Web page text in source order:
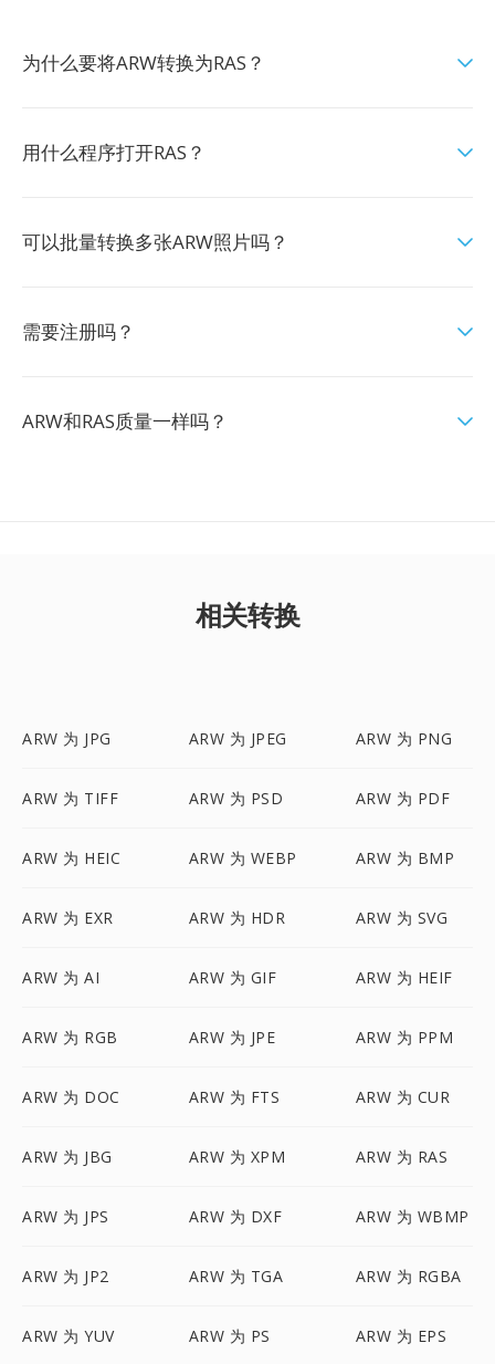
为什么要将ARW转换为RAS？
用什么程序打开RAS？
可以批量转换多张ARW照片吗？
需要注册吗？
ARW和RAS质量一样吗？
相关转换
ARW 为 JPG ARW 为 JPEG ARW 为 PNG
ARW 为 TIFF ARW 为 PSD ARW 为 PDF
ARW 为 HEIC ARW 为 WEBP ARW 为 BMP
ARW 为 EXR ARW 为 HDR ARW 为 SVG
ARW 为 AI ARW 为 GIF ARW 为 HEIF
ARW 为 RGB ARW 为 JPE ARW 为 PPM
ARW 为 DOC ARW 为 FTS ARW 为 CUR
ARW 为 JBG ARW 为 XPM ARW 为 RAS
ARW 为 JPS ARW 为 DXF ARW 为 WBMP
ARW 为 JP2 ARW 为 TGA ARW 为 RGBA
ARW 为 YUV ARW 为 PS ARW 为 EPS